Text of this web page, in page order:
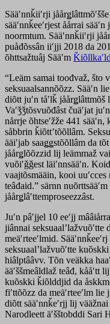
Sääʹnnǩiiʹrji
sääʹnnǩeeʹrjest åårrai
noormtum. Sääʹnnǩiiʹrji
puåđõssân iiʹjji 2018 da
õhttsažtuâj Sääʹm
“Leäm samai toođvaž, što
seksuaalsannõõzz. Sääʹn
diõtt juʹn tåʹlǩ jåårǥlâttmõš
Vaʹǯǯtõsvuõđâst čuäʹjat
nårrje õhtseʹžže 441
såbbrin ǩiõttʼtõõllâm.
ääiʹjab saaǥǥstõõllâm da
jåårǥlõõzzid lij leämmaž
vuõiʹǧǧest läiʹnnsääʹn.
vaajtõsmääin, kooi
teâđaid.” särnn
jåårǥlâʹttemproseezzâst.
Juʹn pâʹjjel 10 eeʹjj
jiânnai seksuaalʼlažvuõʹtte
meäʹrteeʹlmid.
seksuaalʼlažvuõʹtte
hiâlptââvv. Tõn veäkka
ääʹššmeâldlaž teâđ, kååʹtt
kuõskki ǩiõlddjid da
fiʹttõõzz da meäʹrteeʹlm
diõtt sääʹnnǩeʹrjj lij
Narodleett äʹšštobddi Sari